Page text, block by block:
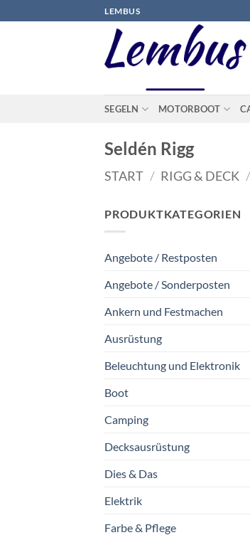
Inhalt
LEMBUS
SEGELN MOTORBOOT
Seldén Rigg
START / RIGG & DECK /
PRODUKTKATEGORIEN
Angebote / Restposten
Angebote / Sonderposten
Ankern und Festmachen
Ausrüstung
Beleuchtung und Elektronik
Boot
Camping
Decksausrüstung
Dies & Das
Elektrik
Farbe & Pflege